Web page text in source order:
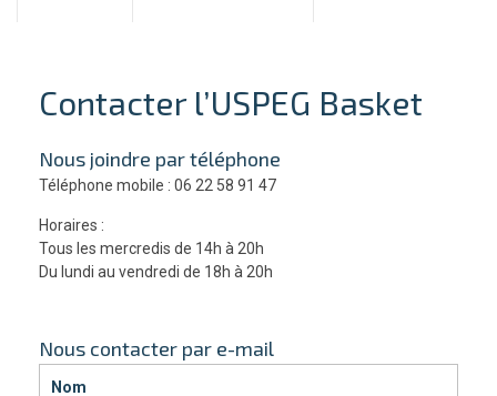
Contacter l’USPEG Basket
Nous joindre par téléphone
Téléphone mobile : 06 22 58 91 47
Horaires :
Tous les mercredis de 14h à 20h
Du lundi au vendredi de 18h à 20h
Nous contacter par e-mail
Nom